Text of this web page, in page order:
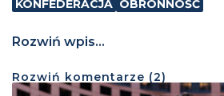
KONFEDERACJA OBRONNOŚĆ
Rozwiń wpis...
Rozwiń komentarze (2)